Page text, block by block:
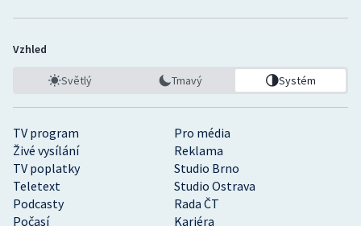
TV program
Pro média
Živé vysílání
Reklama
TV poplatky
Studio Brno
Teletext
Studio Ostrava
Podcasty
Rada ČT
Počasí
Kariéra
Vzhled
Světlý Tmavý Systém